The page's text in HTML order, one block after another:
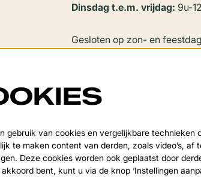
Dinsdag t.e.m. vrijdag: 9u-
Gesloten op zon- en
namiddagopeningen.
Van 20 juli tot en met 20
kerstvakantie.
gebruik van cookies en vergelijkbare
te maken content van derden, zoals video’s, af
Deze cookies worden ook geplaatst door
bent, kunt u via de knop ‘Instellingen